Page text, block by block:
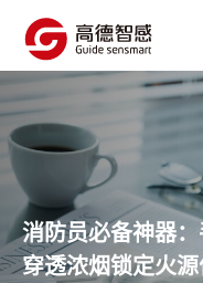
消防员必备神器
穿透浓烟锁定火